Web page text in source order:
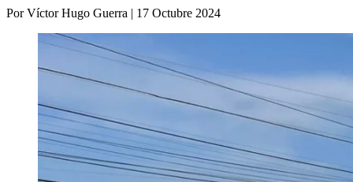
Por Víctor Hugo Guerra | 17 Octubre 2024